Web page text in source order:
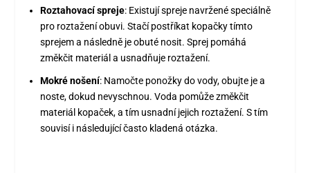
Roztahovací spreje: Existují spreje navržené speciálně
pro roztažení obuvi. Stačí postříkat kopačky tímto
sprejem a následně je obuté nosit. Sprej pomáhá
změkčit materiál a usnadňuje roztažení.
Mokré nošení: Namočte ponožky do vody, obujte je a
noste, dokud nevyschnou. Voda pomůže změkčit
materiál kopaček, a tím usnadní jejich roztažení. S tím
souvisí i následující často kladená otázka.